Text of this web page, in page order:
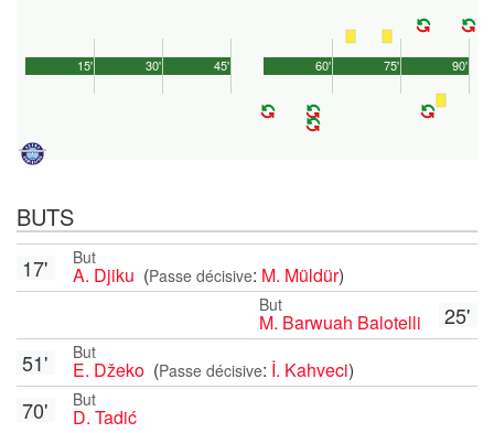
45'
15' 30' 90'
60' 75'
BUTS
But
A. Djiku (Passe décisive: M. Müldür)
17'
25'
But
M. Barwuah Balotelli
But
E. Džeko (Passe décisive: İ. Kahveci)
51'
But
D. Tadić
70'